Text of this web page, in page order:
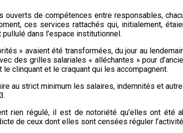
de compétences entre responsables,
ces services rattachés qui, initialement,
dans l’espace institutionnel.
» avaient été transformées, du jour au
des grilles salariales « alléchantes » pour
clinquant et le craquant qui les accompagnent.
au strict minimum les salaires, indemnités et
rien régulé, il est de notoriété qu’elles ont
de ceux dont elles sont censées réguler